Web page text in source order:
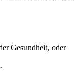
Gesundheit, oder